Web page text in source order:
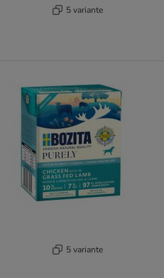
5 variante
5 variante